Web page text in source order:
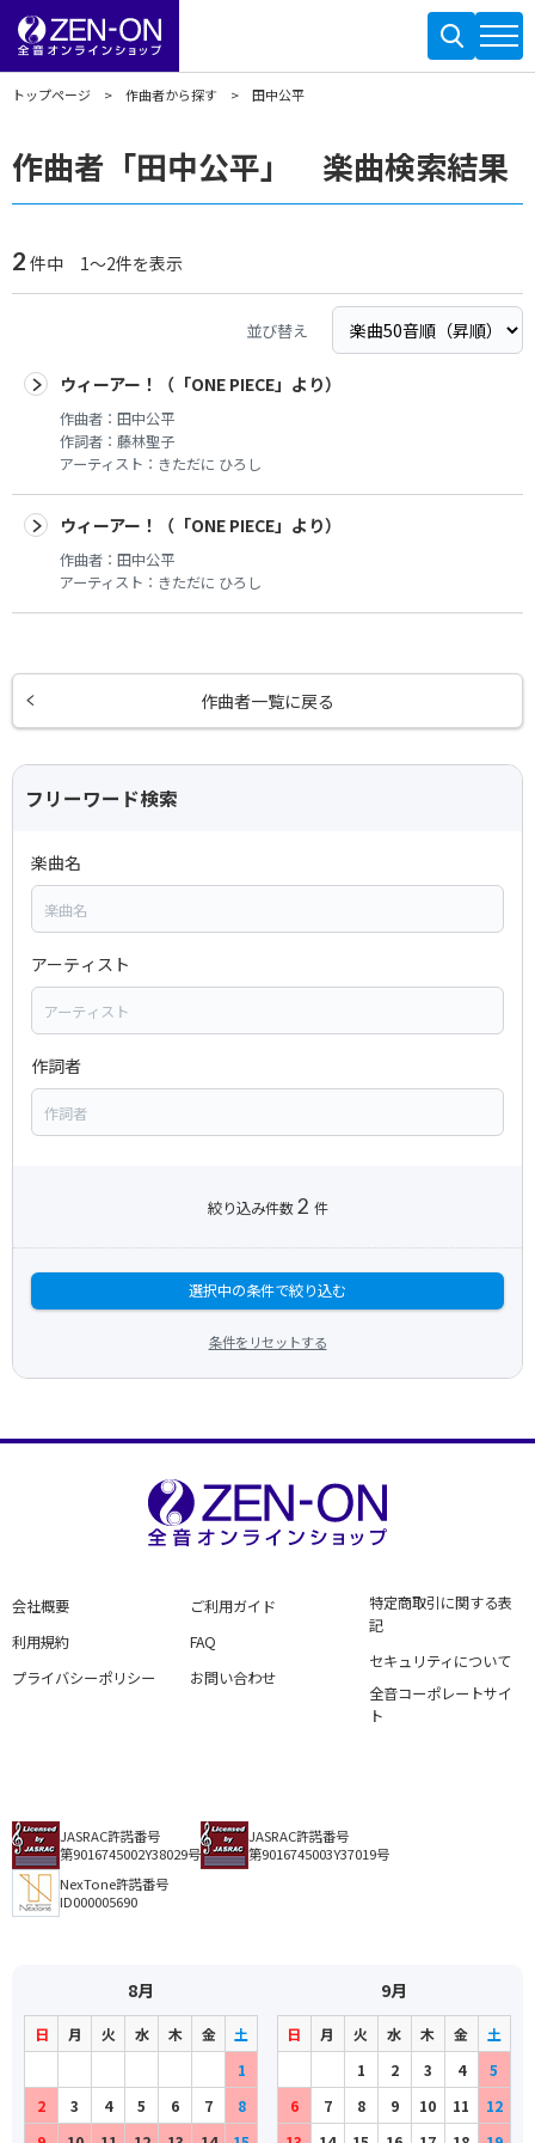
トップページ 作曲者から探す 田中公平
作曲者「田中公平」 楽曲検索結果
2 件中 1～2件を表示
並び替え
ウィーアー！（「ONE PIECE」より）
作曲者： 田中公平
作詞者： 藤林聖子
アーティスト： きただに ひろし
ウィーアー！（「ONE PIECE」より）
作曲者： 田中公平
アーティスト： きただに ひろし
作曲者一覧に戻る
フリーワード検索
楽曲名
アーティスト
作詞者
絞り込み件数 2 件
選択中の条件で絞り込む
条件をリセットする
会社概要
利用規約
プライバシーポリシー
ご利用ガイド
FAQ
お問い合わせ
特定商取引に関する表
記
セキュリティについて
全音コーポレートサイ
ト
JASRAC許諾番号
第9016745002Y38029号
JASRAC許諾番号
第9016745003Y37019号
NexTone許諾番号
ID000005690
8月
日 月 火 水 木 金
土
1
2
3 4 5 6 7
8
9月
日 月 火 水 木 金
土
1
2 3 4
5
6
7 8 9 10 11
12